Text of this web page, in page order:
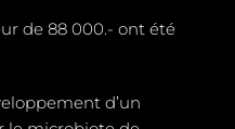
de 88 000.- ont été
d’un